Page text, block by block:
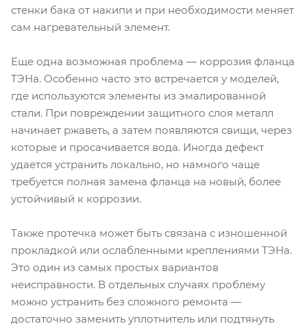
стенки бака от накипи и при необходимости меняет
сам нагревательный элемент.
Еще одна возможная проблема — коррозия фланца
ТЭНа. Особенно часто это встречается у моделей,
где используются элементы из эмалированной
стали. При повреждении защитного слоя металл
начинает ржаветь, а затем появляются свищи, через
которые и просачивается вода. Иногда дефект
удается устранить локально, но намного чаще
требуется полная замена фланца на новый, более
устойчивый к коррозии.
Также протечка может быть связана с изношенной
прокладкой или ослабленными креплениями ТЭНа.
Это один из самых простых вариантов
неисправности. В отдельных случаях проблему
можно устранить без сложного ремонта —
достаточно заменить уплотнитель или подтянуть